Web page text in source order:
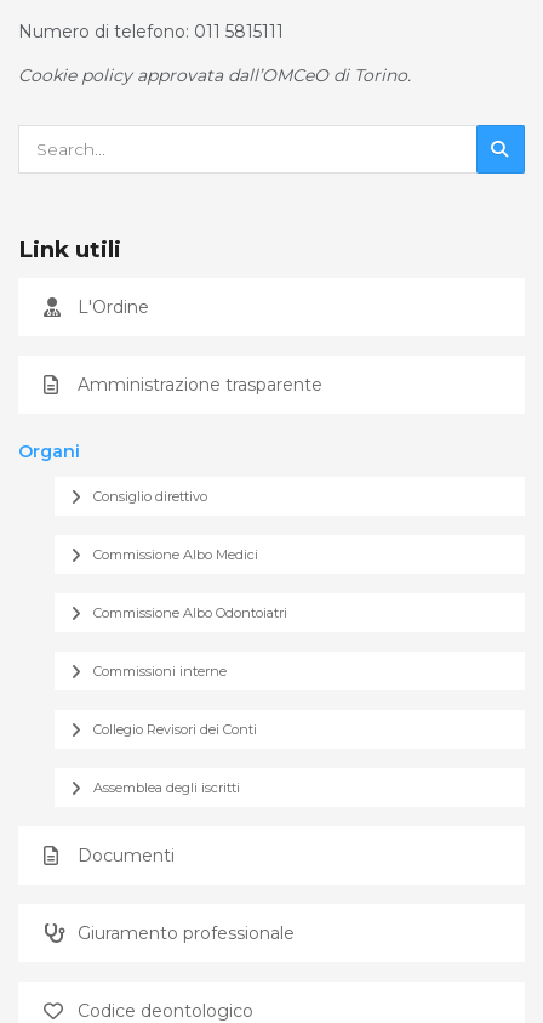
Numero di telefono: 011 5815111
Cookie policy approvata dall’OMCeO di Torino.
Link utili
L'Ordine
Amministrazione trasparente
Organi
Consiglio direttivo
Commissione Albo Medici
Commissione Albo Odontoiatri
Commissioni interne
Collegio Revisori dei Conti
Assemblea degli iscritti
Documenti
Giuramento professionale
Codice deontologico